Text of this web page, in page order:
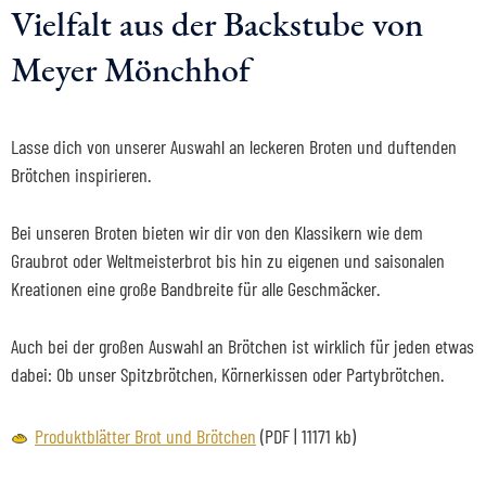
Vielfalt aus der Backstube von
Meyer Mönchhof
Lasse dich von unserer Auswahl an leckeren Broten und duftenden
Brötchen inspirieren.
Bei unseren Broten bieten wir dir von den Klassikern wie dem
Graubrot oder Weltmeisterbrot bis hin zu eigenen und saisonalen
Kreationen eine große Bandbreite für alle Geschmäcker.
Auch bei der großen Auswahl an Brötchen ist wirklich für jeden etwas
dabei: Ob unser Spitzbrötchen, Körnerkissen oder Partybrötchen.
Produktblätter Brot und Brötchen (PDF | 11171 kb)